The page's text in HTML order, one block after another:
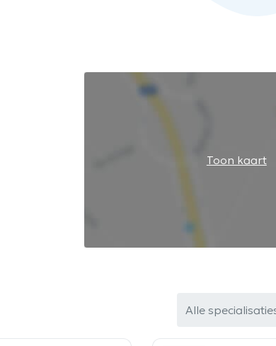
Toon kaart
Alle